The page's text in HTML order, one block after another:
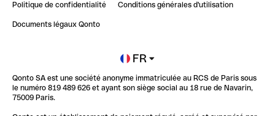
Impact de l'IA sur les carrières/productivité
Blog
Newsroom
Glossaire finance
Politique de confidentialité Conditions générales d'utilisation
Documents légaux Qonto
FR
Qonto SA est une société anonyme immatriculée au RCS de Paris sous
le numéro 819 489 626 et ayant son siège social au 18 rue de Navarin,
75009 Paris.